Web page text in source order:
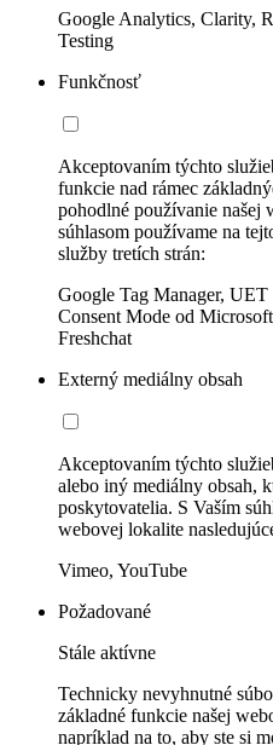
Google Analytics, Clarity,
Testing
Funkčnosť
Akceptovaním týchto
funkcie nad rámec
pohodlné používanie našej
súhlasom používame na
služby tretích strán:
Google Tag Manager,
Consent Mode od
Freshchat
Externý mediálny obsah
Akceptovaním týchto
alebo iný mediálny obsah,
poskytovatelia. S Vaším
webovej lokalite
Vimeo, YouTube
Požadované
Stále aktívne
Technicky nevyhnutné
základné funkcie našej
napríklad na to, aby ste si